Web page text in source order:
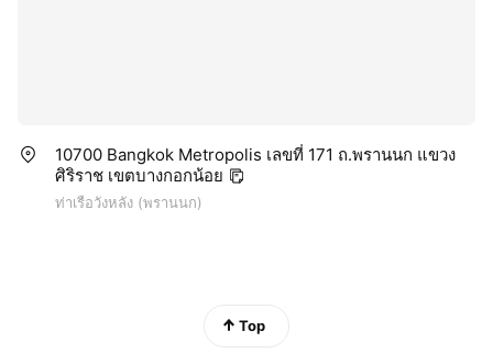
10700 Bangkok Metropolis เลขที่ 171 ถ.พรานนก แขวง
ศิริราช เขตบางกอกน้อย
ท่าเรือวังหลัง (พรานนก)
Top